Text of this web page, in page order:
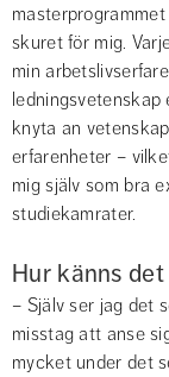
skuret för mig.
min
knyta an
erfarenheter –
mig själv som bra
studiekamrater.
Hur känns
– Själv ser jag det
misstag att anse
mycket under det